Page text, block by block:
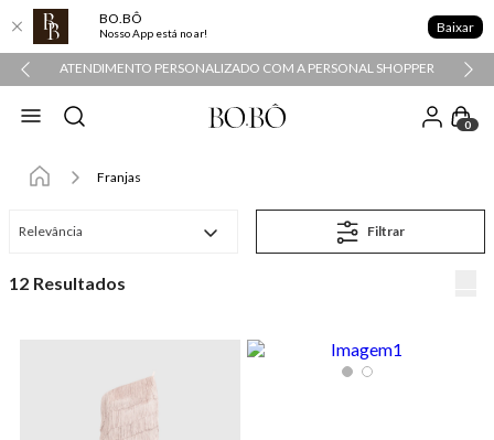
BO.BÔ
Nosso App está no ar! Baixar
ATENDIMENTO PERSONALIZADO COM A PERSONAL SHOPPER
0
Franjas
Relevância Filtrar
12